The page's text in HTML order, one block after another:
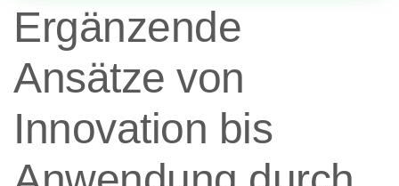
Ergänzende
Ansätze von
Innovation bis